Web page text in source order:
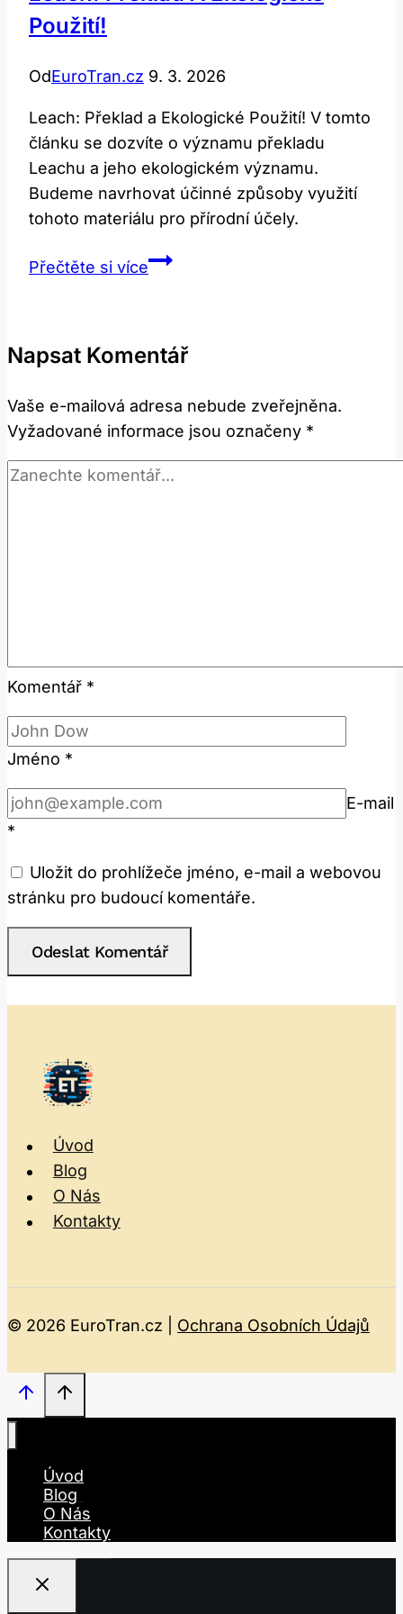
Použití!
OdEuroTran.cz 9. 3. 2026
Leach: Překlad a Ekologické Použití! V tomto
článku se dozvíte o významu překladu
Leachu a jeho ekologickém významu.
Budeme navrhovat účinné způsoby využití
tohoto materiálu pro přírodní účely.
Přečtěte si víceLeach:
použití!
Napsat Komentář
Vaše e-mailová adresa nebude zveřejněna.
Vyžadované informace jsou označeny *
Komentář *
Jméno *
E-mail
*
Uložit do prohlížeče jméno, e-mail a webovou
stránku pro budoucí komentáře.
Úvod
Blog
O Nás
Kontakty
© 2026 EuroTran.cz | Ochrana Osobních Údajů
Úvod
Blog
O Nás
Kontakty